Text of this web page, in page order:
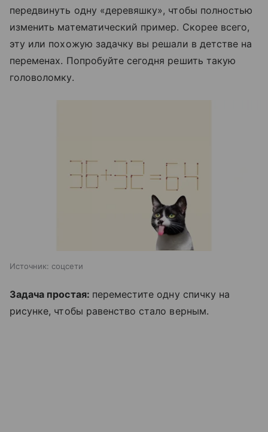
передвинуть одну «деревяшку», чтобы полностью
изменить математический пример. Скорее всего,
эту или похожую задачку вы решали в детстве на
переменах. Попробуйте сегодня решить такую
головоломку.
Источник: соцсети
Задача простая: переместите одну спичку на
рисунке, чтобы равенство стало верным.